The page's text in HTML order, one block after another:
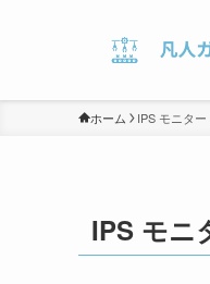
ホーム IPS モニタ
IPS モニ